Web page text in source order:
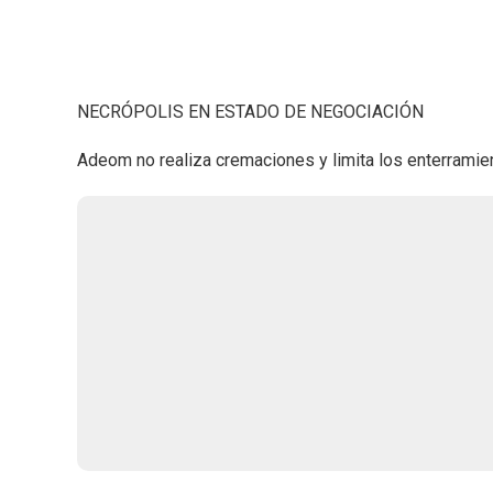
NECRÓPOLIS EN ESTADO DE NEGOCIACIÓN
Adeom no realiza cremaciones y limita los